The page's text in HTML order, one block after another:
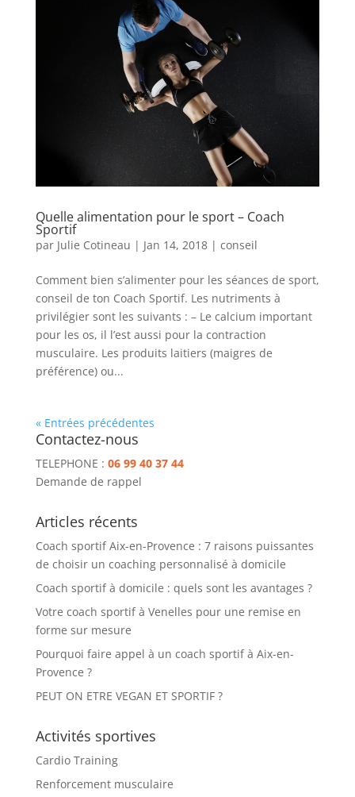
Quelle alimentation pour le sport – Coach
Sportif
par Julie Cotineau | Jan 14, 2018| conseil
Comment bien s’alimenter pour les séances de sport,
conseil de ton Coach Sportif. Les nutriments à
privilégier sont les suivants : – Le calcium important
pour les os, il l’est aussi pour la contraction
musculaire. Les produits laitiers (maigres de
préférence) ou...
« Entrées précédentes
Contactez-nous
TELEPHONE : 06 99 40 37 44
Demande de rappel
Articles récents
Coach sportif Aix-en-Provence : 7 raisons puissantes
de choisir un coaching personnalisé à domicile
Coach sportif à domicile : quels sont les avantages ?
Votre coach sportif à Venelles pour une remise en
forme sur mesure
Pourquoi faire appel à un coach sportif à Aix-en-
Provence ?
PEUT ON ETRE VEGAN ET SPORTIF ?
Activités sportives
Cardio Training
Renforcement musculaire